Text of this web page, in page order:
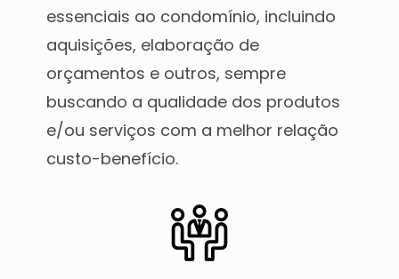
essenciais ao condomínio, incluindo
aquisições, elaboração de
orçamentos e outros, sempre
buscando a qualidade dos produtos
e/ou serviços com a melhor relação
custo-benefício.